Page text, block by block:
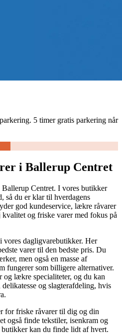
5 timer gratis parkering når
i Ballerup Centret
Centret. I vores butikker
så du er klar til hverdagens
god kundeservice, lækre råvarer
og friske varer med fokus på
dagligvarebutikker. Her
varer til den bedste pris. Du
men også en masse af
fungerer som billigere alternativer.
og lækre specialiteter, og du kan
og slagterafdeling, hvis
for friske råvarer til dig og din
også finde tekstiler, isenkram og
kan du finde lidt af hvert.